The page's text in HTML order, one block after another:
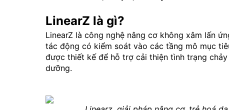
LinearZ là gì?
LinearZ là công nghệ nâng cơ không xâm lấn
tác động có kiểm soát vào các tầng mô mục
được thiết kế để hỗ trợ cải thiện tình trạng
dưỡng.